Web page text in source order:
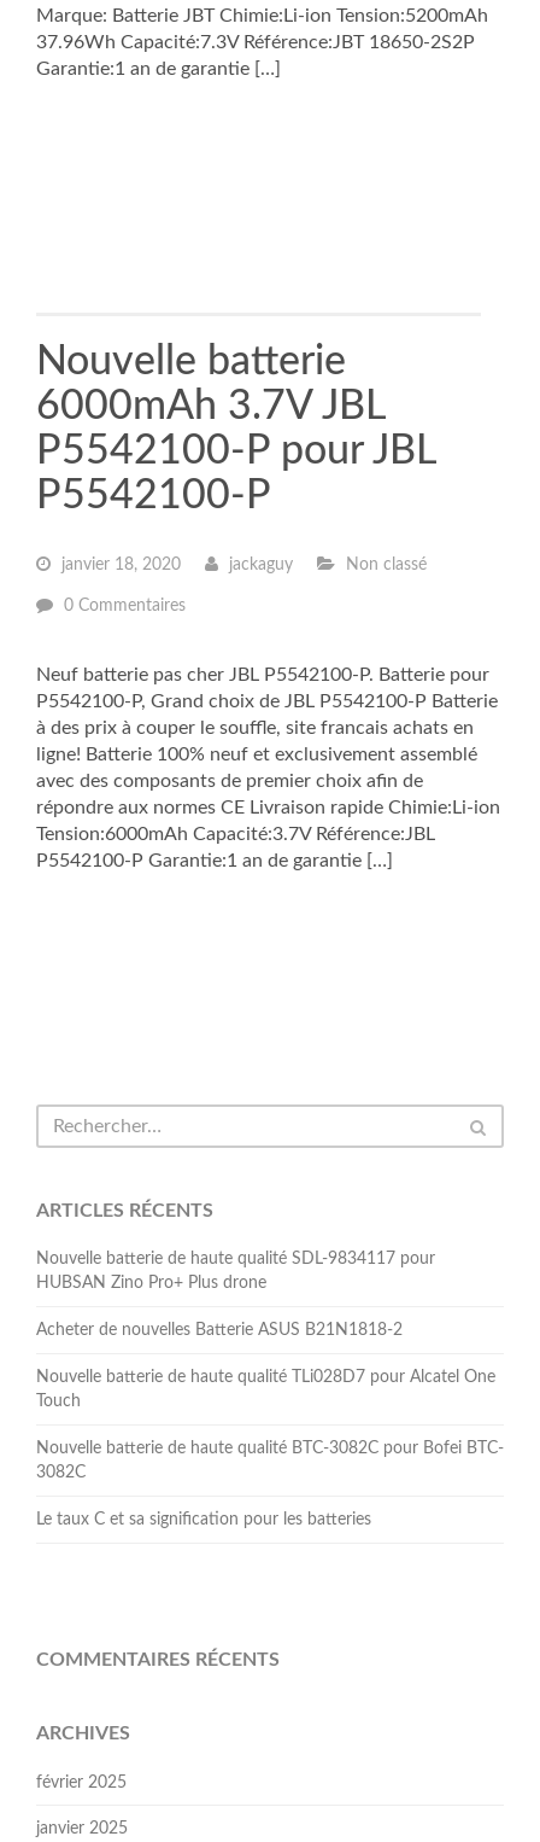
Marque: Batterie JBT Chimie:Li-ion Tension:5200mAh
37.96Wh Capacité:7.3V Référence:JBT 18650-2S2P
Garantie:1 an de garantie […]
Nouvelle batterie
6000mAh 3.7V JBL
P5542100-P pour JBL
P5542100-P
janvier 18, 2020 jackaguy Non classé
0 Commentaires
Neuf batterie pas cher JBL P5542100-P. Batterie pour
P5542100-P, Grand choix de JBL P5542100-P Batterie
à des prix à couper le souffle, site francais achats en
ligne! Batterie 100% neuf et exclusivement assemblé
avec des composants de premier choix afin de
répondre aux normes CE Livraison rapide Chimie:Li-ion
Tension:6000mAh Capacité:3.7V Référence:JBL
P5542100-P Garantie:1 an de garantie […]
ARTICLES RÉCENTS
Nouvelle batterie de haute qualité SDL-9834117 pour
HUBSAN Zino Pro+ Plus drone
Acheter de nouvelles Batterie ASUS B21N1818-2
Nouvelle batterie de haute qualité TLi028D7 pour Alcatel One
Touch
Nouvelle batterie de haute qualité BTC-3082C pour Bofei BTC-
3082C
Le taux C et sa signification pour les batteries
COMMENTAIRES RÉCENTS
ARCHIVES
février 2025
janvier 2025